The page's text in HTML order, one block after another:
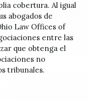
cobertura. Al igual
abogados de
Law Offices of
entre las
que obtenga el
no
tribunales.